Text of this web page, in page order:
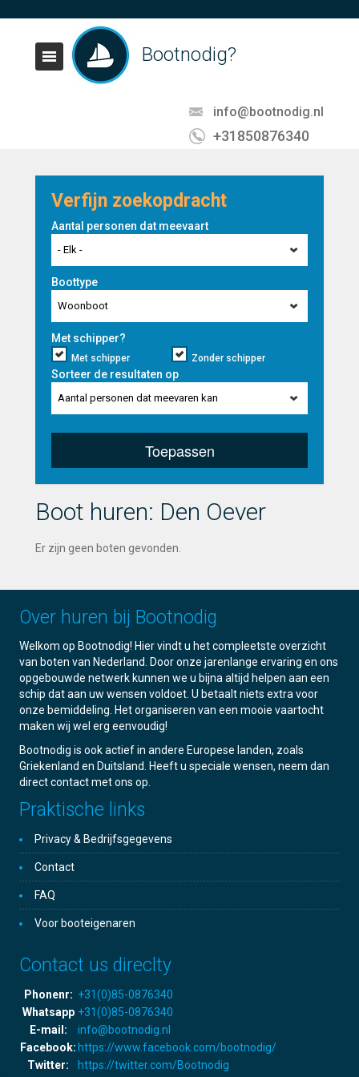
Bootnodig?
info@bootnodig.nl
+31850876340
Verfijn zoekopdracht
Aantal personen dat meevaart
- Elk -
Boottype
Woonboot
Met schipper?
Met schipper Zonder schipper
Sorteer de resultaten op
Aantal personen dat meevaren kan
Toepassen
Boot huren: Den Oever
Er zijn geen boten gevonden.
Over huren bij Bootnodig
Welkom op Bootnodig! Hier vindt u het compleetste overzicht
van boten van Nederland. Door onze jarenlange ervaring en ons
opgebouwde netwerk kunnen we u bijna altijd helpen aan een
schip dat aan uw wensen voldoet. U betaalt niets extra voor
onze bemiddeling. Het organiseren van een mooie vaartocht
maken wij wel erg eenvoudig!
Bootnodig is ook actief in andere Europese landen, zoals
Griekenland en Duitsland. Heeft u speciale wensen, neem dan
direct contact met ons op.
Praktische links
Privacy & Bedrijfsgegevens
Contact
FAQ
Voor booteigenaren
Contact us direclty
Phonenr: +31(0)85-0876340
Whatsapp +31(0)85-0876340
E-mail:
info@bootnodig.nl
Facebook: https://www.facebook.com/bootnodig/
Twitter:
https://twitter.com/Bootnodig